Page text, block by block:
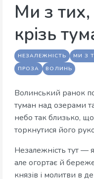
Ми з
крізь
НЕЗАЛЕЖНІСТЬ МИ З
ПРОЗА
ВОЛИНЬ
Волинський ранок
туман над озерами
небо так близько,
торкнутися його
Незалежність тут —
але огортає й
князів і молитви в